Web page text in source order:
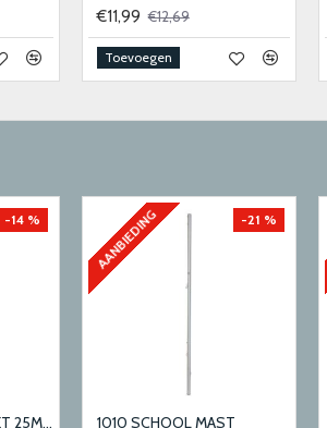
€11,99 €12,69
Toevoegen
-14 %
1040 SCHOOL SPRIET 25MM
AANBIEDING -21 %
1010 SCHOOL MAST